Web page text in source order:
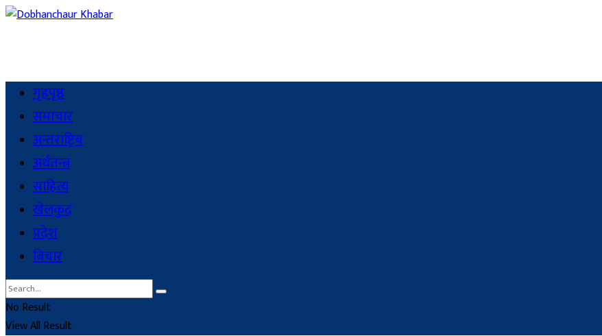
गृहपृष्ठ
समाचार
अन्तराष्ट्रिय
अर्थतन्त्र
साहित्य
खेलकुद
प्रदेश
बिचार
No Result
View All Result